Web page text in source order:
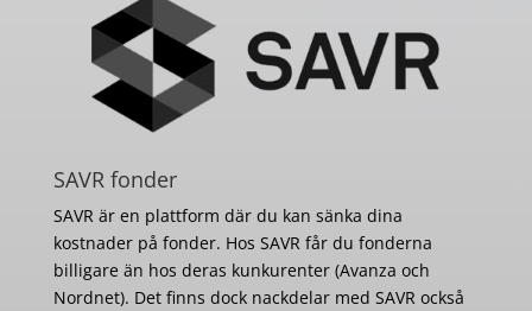
SAVR fonder
SAVR är en plattform där du kan sänka dina
kostnader på fonder. Hos SAVR får du fonderna
billigare än hos deras kunkurenter (Avanza och
Nordnet). Det finns dock nackdelar med SAVR också